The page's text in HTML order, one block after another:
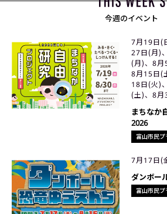
今週のイベント
富山市民プ
7月19日(
27日(月)
(月)、8月
8月15日(
18日(火)
(土)、8月
まちなか
2026
富山市民プ
7月17日(
ダンボー